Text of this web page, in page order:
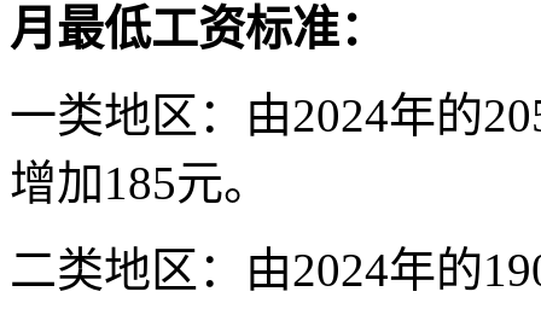
月最低工资标准：
一类地区：由2024年的
增加185元。
二类地区：由2024年的